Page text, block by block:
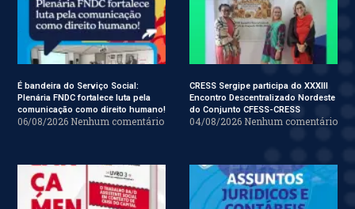
É bandeira do Serviço Social:
Plenária FNDC fortalece luta pela
comunicação como direito humano!
06/08/2026 Nenhum comentário
CRESS Sergipe participa do XXXIII
Encontro Descentralizado Nordeste
do Conjunto CFESS-CRESS
04/08/2026 Nenhum comentário